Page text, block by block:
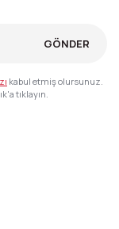
GÖNDER
kabul etmiş olursunuz.
tıklayın.